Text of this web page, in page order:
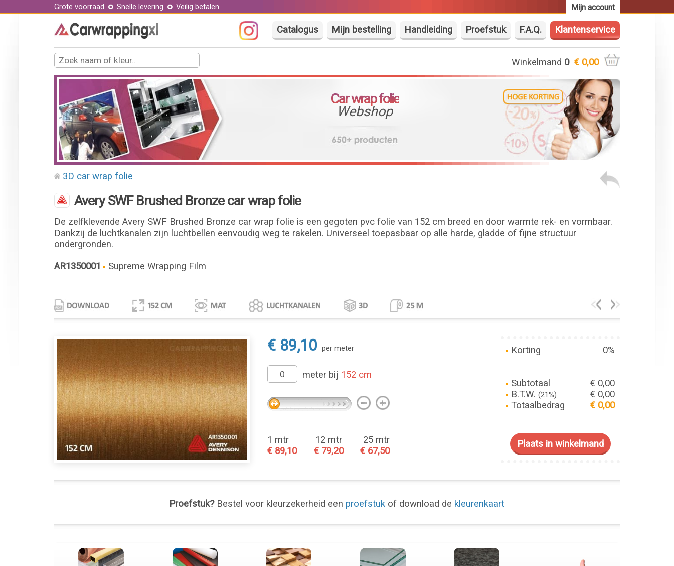
Mijn account
Grote voorraad Snelle levering Veilig betalen
Catalogus Mijn bestelling Handleiding Proefstuk F.A.Q. Klantenservice
Winkelmand 0 € 0,00
Car wrap folie
Webshop
3D car wrap folie
Avery SWF Brushed Bronze car wrap folie
De zelfklevende Avery SWF Brushed Bronze car wrap folie is een gegoten pvc folie van 152 cm breed en door warmte rek- en vormbaar.
Dankzij de luchtkanalen zijn luchtbellen eenvoudig weg te rakelen. Universeel toepasbaar op alle harde, gladde of fijne structuur
ondergronden.
AR1350001
Supreme Wrapping Film
€ 89,10 per meter
meter bij 152 cm
1 mtr
€ 89,10
12 mtr
€ 79,20
25 mtr
€ 67,50
Korting 0%
Subtotaal
€ 0,00
B.T.W. (21%)
€ 0,00
Totaalbedrag
€ 0,00
Proefstuk?Bestel voor kleurzekerheid een proefstuk of download de kleurenkaart